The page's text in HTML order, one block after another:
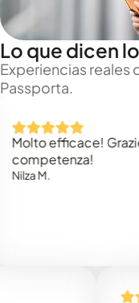
Lo que dicen
Experiencias reales
Passporta.
efficace! Grazie
M.